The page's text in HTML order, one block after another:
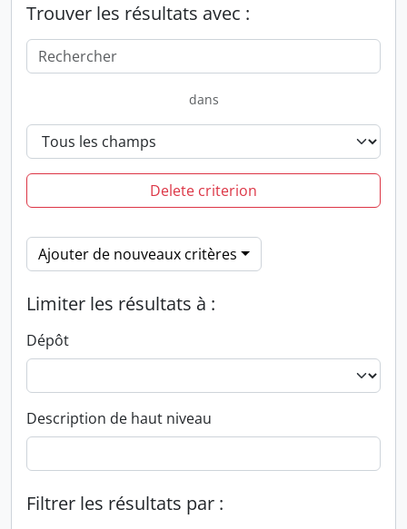
Trouver les résultats avec :
dans
Delete criterion
Ajouter de nouveaux critères
Limiter les résultats à :
Dépôt
Description de haut niveau
Filtrer les résultats par :